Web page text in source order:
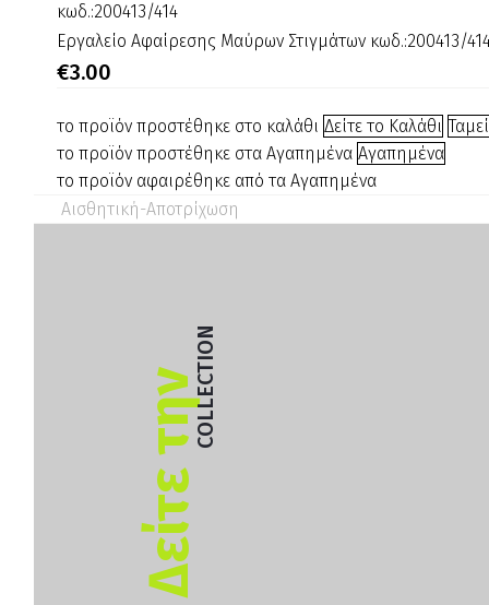
Εργαλείο
Αφαίρεσης
Στιγμάτων
κωδ.:200413/414
Εργαλείο Αφαίρεσης Μαύρων Στιγμάτων κωδ.:200413/
€3.00
το προϊόν προστέθηκε στο καλάθι Δείτε το Καλάθι
το προϊόν προστέθηκε στα Αγαπημένα Αγαπημένα
το προϊόν αφαιρέθηκε από τα Αγαπημένα
Αισθητική-Αποτρίχωση
Δείτε τηνCOLLECTION